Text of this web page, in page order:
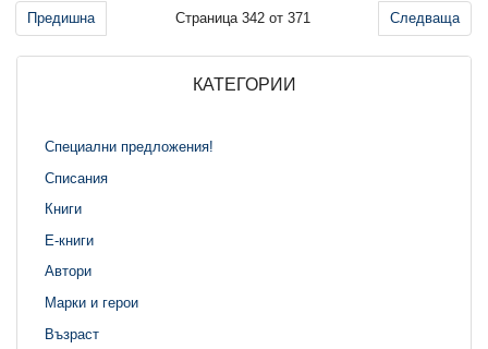
Предишна Страница 342 от 371 Следваща
КАТЕГОРИИ
Специални предложения!
Списания
Книги
Е-книги
Автори
Марки и герои
Възраст